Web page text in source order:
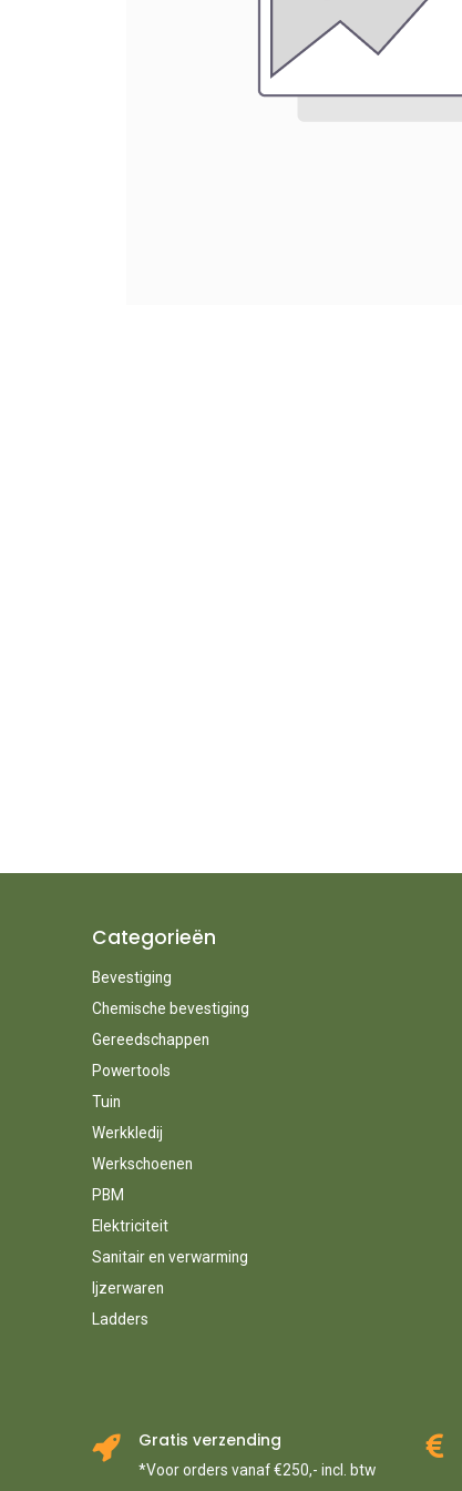
Categorieën
Bevestiging
Chemische bevestiging
Gereedschappen
Powertools
Tuin
Werkkledij
Werkschoenen
PBM
Elektriciteit
Sanitair en verwarming
Ijzerwaren
Ladders
Gratis verzending
*Voor orders vanaf €250,- incl. btw